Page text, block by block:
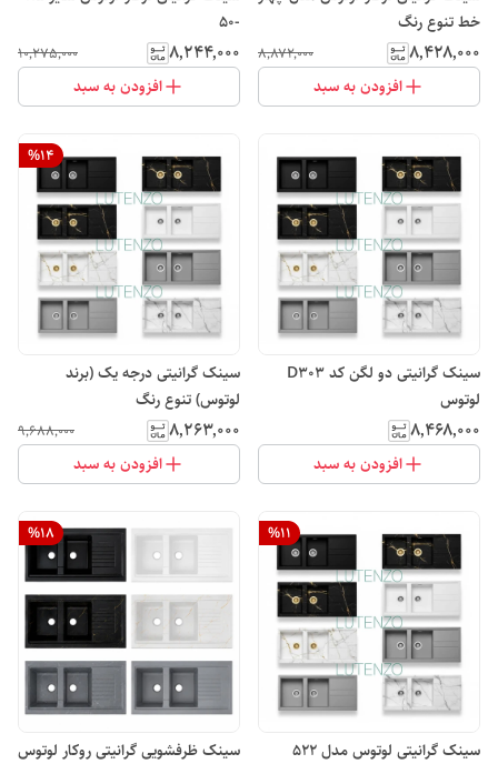
خط تنوع رنگ
۸٬۴۲۸٬۰۰۰ ۸٬۸۷۲٬۰۰۰
افزودن به سبد
-50
۸٬۲۴۴٬۰۰۰ ۱۰٬۲۷۵٬۰۰۰
افزودن به سبد
سینک گرانیتی دو لگن کد D303
لوتوس
۸٬۴۶۸٬۰۰۰
افزودن به سبد
%14
سینک گرانیتی درجه یک (برند
لوتوس) تنوع رنگ
۸٬۲۶۳٬۰۰۰ ۹٬۶۸۸٬۰۰۰
افزودن به سبد
%11
سینک گرانیتی لوتوس مدل 522
%18
سینک ظرفشویی گرانیتی روکار لوتوس